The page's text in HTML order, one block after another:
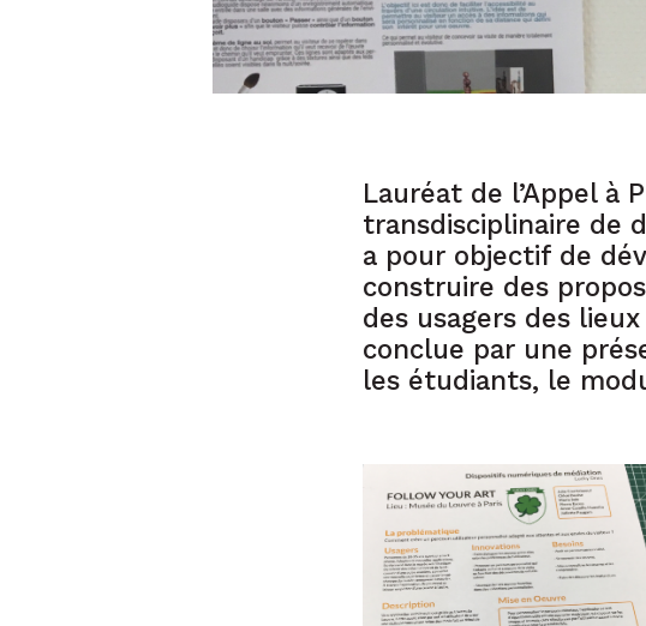
Lauréat de l’Appel à
transdisciplinaire de
a pour objectif de
construire des
des usagers des
conclue par une
les étudiants, le